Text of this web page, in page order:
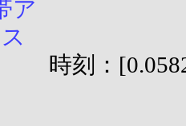
時刻：